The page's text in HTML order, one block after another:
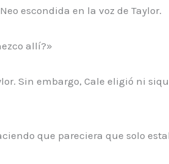
escondida en la voz de Taylor.
allí?»
Sin embargo, Cale eligió ni
que pareciera que solo